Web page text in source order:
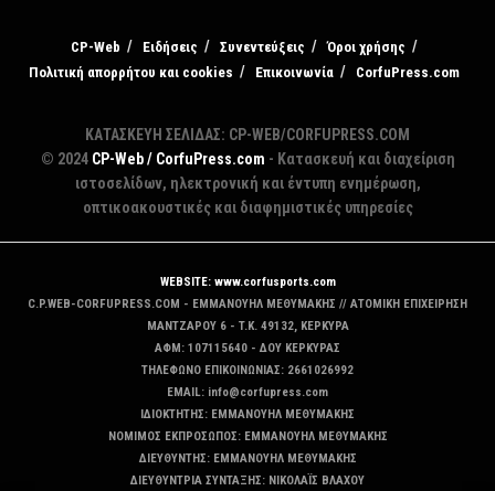
CP-Web Ειδήσεις Συνεντεύξεις
Όροι χρήσης
Πολιτική απορρήτου και cookies
Επικοινωνία CorfuPress.com
ΚΑΤΑΣΚΕΥΗ ΣΕΛΙΔΑΣ: CP-WEB/CORFUPRESS.COM
© 2024 CP-Web / CorfuPress.com - Κατασκευή και διαχείριση
ιστοσελίδων, ηλεκτρονική και έντυπη ενημέρωση,
οπτικοακουστικές και διαφημιστικές υπηρεσίες
WEBSITE: www.corfusports.com
C.P.WEB-CORFUPRESS.COM - ΕΜΜΑΝΟΥΗΛ ΜΕΘΥΜΑΚΗΣ // ΑΤΟΜΙΚΗ ΕΠΙΧΕΙΡΗΣΗ
MANTZAΡΟΥ 6 - T.K. 49132, ΚΕΡΚΥΡΑ
ΑΦΜ: 107115640 - ΔΟΥ ΚΕΡΚΥΡΑΣ
ΤΗΛΕΦΩΝΟ ΕΠΙΚΟΙΝΩΝΙΑΣ: 2661026992
EMAIL: info@corfupress.com
ΙΔΙΟΚΤΗΤΗΣ: EMMANOYΗΛ ΜΕΘΥΜΑΚΗΣ
ΝΟΜΙΜΟΣ ΕΚΠΡΟΣΩΠΟΣ: EMMANOYΗΛ ΜΕΘΥΜΑΚΗΣ
ΔΙΕΥΘΥΝΤΗΣ: EMMANOYΗΛ ΜΕΘΥΜΑΚΗΣ
ΔΙΕΥΘΥΝΤΡΙΑ ΣΥΝΤΑΞΗΣ: ΝΙΚΟΛΑΪΣ ΒΛΑΧΟΥ